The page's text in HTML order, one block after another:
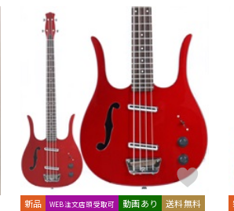
管楽器
DTM オンラ
イン納品
レコーデ
グ機器
新品 WEB注文店頭受取可 動画あり 送料無料